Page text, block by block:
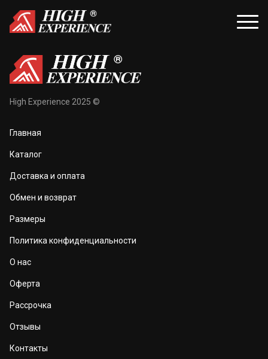
и перчатки
и маски
High Experience 2025 ©
Главная
Каталог
Доставка и оплата
Обмен и возврат
Размеры
Политика конфиденциальности
О нас
Оферта
Рассрочка
Отзывы
Контакты